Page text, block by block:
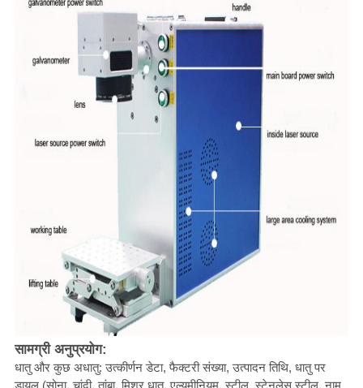
सामग्री अनुप्रयोग:
धातु और कुछ अधातु: उत्कीर्णन डेटा, फैक्टरी संख्या, उत्पादन तिथि, धातु पर